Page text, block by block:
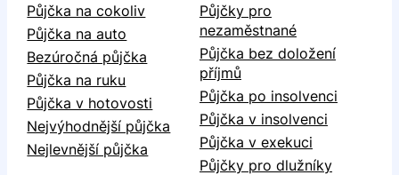
Půjčka na cokoliv
Půjčka na auto
Bezúročná půjčka
Půjčka na ruku
Půjčka v hotovosti
Nejvýhodnější půjčka
Nejlevnější půjčka
Půjčky pro
nezaměstnané
Půjčka bez doložení
příjmů
Půjčka po insolvenci
Půjčka v insolvenci
Půjčka v exekuci
Půjčky pro dlužníky